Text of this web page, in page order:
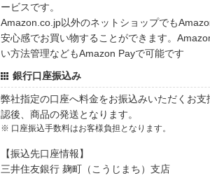
ービスです。
Amazon.co.jp以外のネットショップでも
安心感でお買い物することができます。
い方法管理などもAmazon Payで可能です
銀行口座振込み
弊社指定の口座へ料金をお振込みいただくお
認後、商品の発送となります。
※ 口座振込手数料はお客様負担となります。
【振込先口座情報】
三井住友銀行 麹町（こうじまち）支店